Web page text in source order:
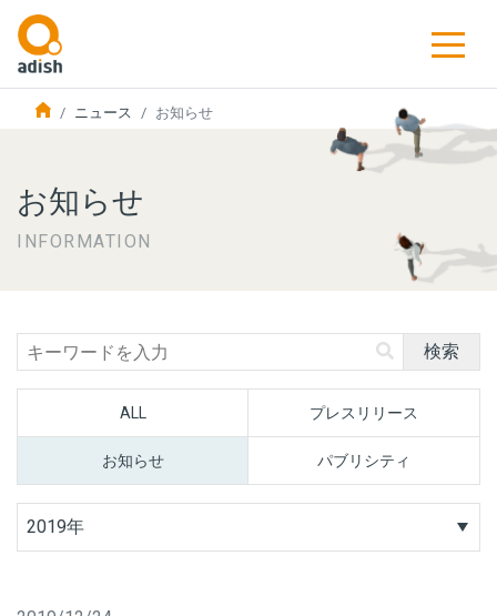
ニュース お知らせ
お知らせ
INFORMATION
検索
ALL プレスリリース
お知らせ パブリシティ
2019年